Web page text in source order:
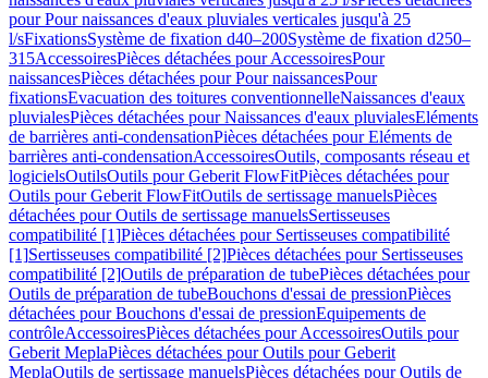
pour Pour naissances d'eaux pluviales verticales jusqu'à 25
l/sFixationsSystème de fixation d40–200Système de fixation d250–
315AccessoiresPièces détachées pour AccessoiresPour
naissancesPièces détachées pour Pour naissancesPour
fixationsEvacuation des toitures conventionnelleNaissances d'eaux
pluvialesPièces détachées pour Naissances d'eaux pluvialesEléments
de barrières anti-condensationPièces détachées pour Eléments de
barrières anti-condensationAccessoiresOutils, composants réseau et
logicielsOutilsOutils pour Geberit FlowFitPièces détachées pour
Outils pour Geberit FlowFitOutils de sertissage manuelsPièces
détachées pour Outils de sertissage manuelsSertisseuses
compatibilité [1]Pièces détachées pour Sertisseuses compatibilité
[1]Sertisseuses compatibilité [2]Pièces détachées pour Sertisseuses
compatibilité [2]Outils de préparation de tubePièces détachées pour
Outils de préparation de tubeBouchons d'essai de pressionPièces
détachées pour Bouchons d'essai de pressionEquipements de
contrôleAccessoiresPièces détachées pour AccessoiresOutils pour
Geberit MeplaPièces détachées pour Outils pour Geberit
MeplaOutils de sertissage manuelsPièces détachées pour Outils de